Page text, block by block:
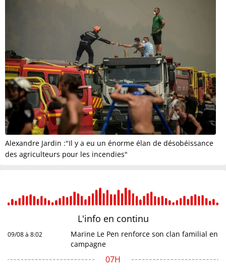
Alexandre Jardin :"Il y a eu un énorme élan de désobéissance
des agriculteurs pour les incendies"
L'info en continu
09/08 à 8:02
Marine Le Pen renforce son clan familial en
campagne
07H